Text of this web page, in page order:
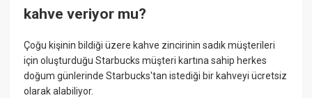
kahve veriyor mu?
Çoğu kişinin bildiği üzere kahve zincirinin sadık müşterileri
için oluşturduğu Starbucks müşteri kartına sahip herkes
doğum günlerinde Starbucks'tan istediği bir kahveyi ücretsiz
olarak alabiliyor.